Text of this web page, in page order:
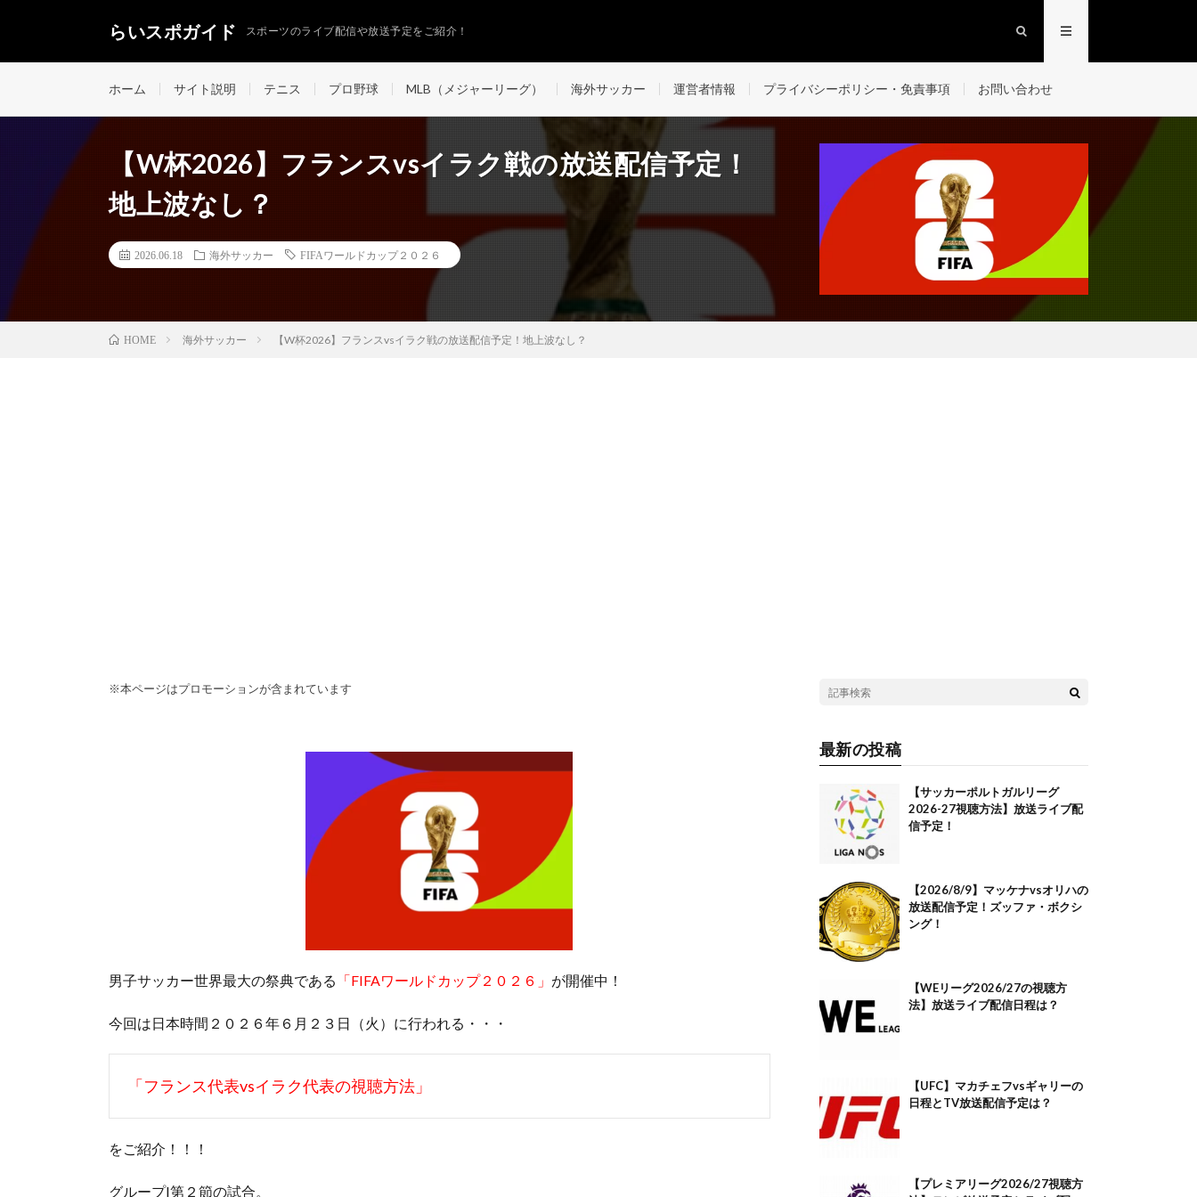
らいスポガイド スポーツのライブ配信や放送予定をご紹介！
ホーム サイト説明 テニス プロ野球 MLB（メジャーリーグ） 海外サッカー 運営者情報 プライバシーポリシー・免責事項 お問い合わせ
【W杯2026】フランスvsイラク戦の放送配信予定！
地上波なし？
2026.06.18 海外サッカー FIFAワールドカップ２０２６
HOME 海外サッカー 【W杯2026】フランスvsイラク戦の放送配信予定！地上波なし？
※本ページはプロモーションが含まれています
男子サッカー世界最大の祭典である 「FIFAワールドカップ２０２６」 が開催中！
今回は日本時間２０２６年６月２３日（火）に行われる・・・
「フランス代表vsイラク代表の視聴方法」
をご紹介！！！
グループI第２節の試合。
最新の投稿
【サッカーポルトガルリーグ
2026-27視聴方法】放送ライブ配
信予定！
【2026/8/9】マッケナvsオリハの
放送配信予定！ズッファ・ボクシ
ング！
【WEリーグ2026/27の視聴方
法】放送ライブ配信日程は？
【UFC】マカチェフvsギャリーの
日程とTV放送配信予定は？
【プレミアリーグ2026/27視聴方